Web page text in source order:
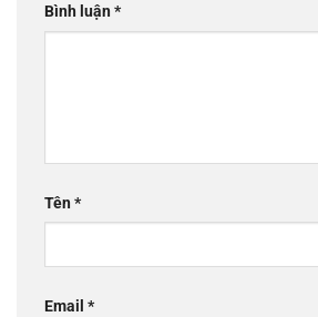
Bình luận*
Tên*
Email *